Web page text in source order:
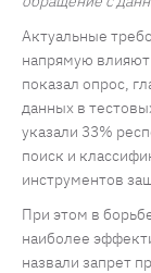
Актуальные
напрямую
показал опрос,
данных в
указали 33%
поиск и
инструментов
При этом в
наиболее
назвали запрет